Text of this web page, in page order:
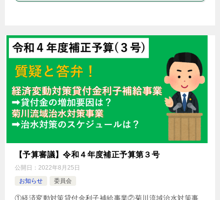
【予算審議】令和４年度補正予算第３号
公開日： 2022年8月25日
お知らせ
委員会
①経済変動対策貸付金利子補給事業②菊川流域治水対策事